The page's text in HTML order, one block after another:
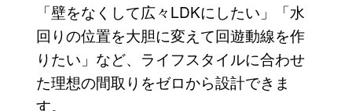
「壁をなくして広々LDKにしたい」「水
回りの位置を大胆に変えて回遊動線を作
りたい」など、ライフスタイルに合わせ
た理想の間取りをゼロから設計できま
す。